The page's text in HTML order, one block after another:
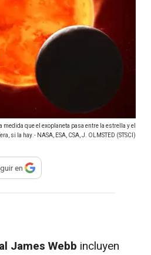
que el exoplaneta pasa entre la estrella y el
si la hay.- NASA, ESA, CSA, J. OLMSTED (STSCI)
compartir
en
James Webb incluyen